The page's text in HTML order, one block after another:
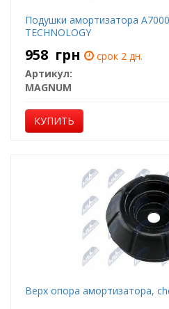
Подушки амортизатора
TECHNOLOGY
958 грн
срок 2 дн.
Артикул:
MAGNUM
КУПИТЬ
Верх опора амортизатора,